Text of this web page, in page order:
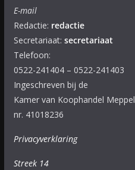
E-mail
Redactie: redactie
Secretariaat: secretariaat
Telefoon:
0522-241404 – 0522-241403
Ingeschreven bij de
Kamer van Koophandel Meppel
nr. 41018236
Privacyverklaring
Streek 14